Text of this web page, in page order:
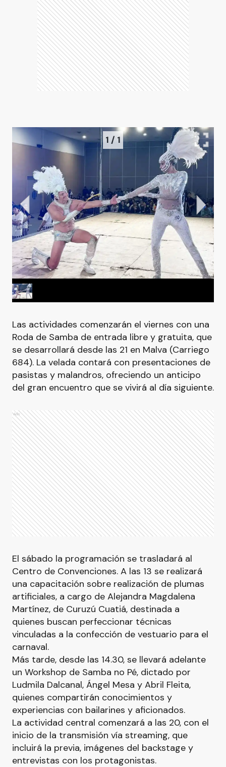
1 / 1
Las actividades comenzarán el viernes con una
Roda de Samba de entrada libre y gratuita, que
se desarrollará desde las 21 en Malva (Carriego
684). La velada contará con presentaciones de
pasistas y malandros, ofreciendo un anticipo
del gran encuentro que se vivirá al día siguiente.
Ads
El sábado la programación se trasladará al
Centro de Convenciones. A las 13 se realizará
una capacitación sobre realización de plumas
artificiales, a cargo de Alejandra Magdalena
Martínez, de Curuzú Cuatiá, destinada a
quienes buscan perfeccionar técnicas
vinculadas a la confección de vestuario para el
carnaval.
Más tarde, desde las 14.30, se llevará adelante
un Workshop de Samba no Pé, dictado por
Ludmila Dalcanal, Ángel Mesa y Abril Fleita,
quienes compartirán conocimientos y
experiencias con bailarines y aficionados.
La actividad central comenzará a las 20, con el
inicio de la transmisión vía streaming, que
incluirá la previa, imágenes del backstage y
entrevistas con los protagonistas.